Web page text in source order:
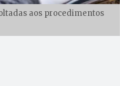
aos procedimentos